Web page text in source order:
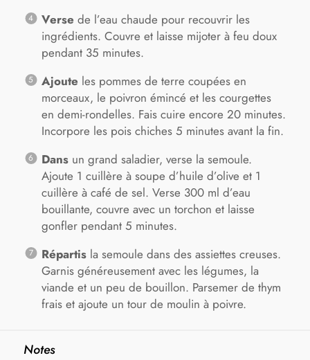
Verse de l’eau chaude pour recouvrir les
ingrédients. Couvre et laisse mijoter à feu doux
pendant 35 minutes.
Ajoute les pommes de terre coupées en
morceaux, le poivron émincé et les courgettes
en demi-rondelles. Fais cuire encore 20 minutes.
Incorpore les pois chiches 5 minutes avant la fin.
Dansun grand saladier, verse la semoule.
Ajoute 1 cuillère à soupe d’huile d’olive et 1
cuillère à café de sel. Verse 300 ml d’eau
bouillante, couvre avec un torchon et laisse
gonfler pendant 5 minutes.
Répartisla semoule dans des assiettes creuses.
Garnis généreusement avec les légumes, la
viande et un peu de bouillon. Parsemer de thym
frais et ajoute un tour de moulin à poivre.
Notes